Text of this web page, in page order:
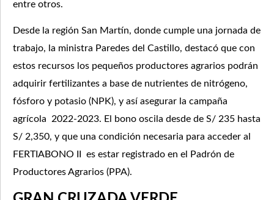
entre otros.
Desde la región San Martín, donde cumple una jornada de
trabajo, la ministra Paredes del Castillo, destacó que con
estos recursos los pequeños productores agrarios podrán
adquirir fertilizantes a base de nutrientes de nitrógeno,
fósforo y potasio (NPK), y así asegurar la campaña
agrícola 2022-2023. El bono oscila desde de S/ 235 hasta
S/ 2,350, y que una condición necesaria para acceder al
FERTIABONO II es estar registrado en el Padrón de
Productores Agrarios (PPA).